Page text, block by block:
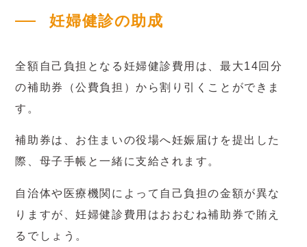
妊婦健診の助成
全額自己負担となる妊婦健診費用は、最大14回分
の補助券（公費負担）から割り引くことができま
す。
補助券は、お住まいの役場へ妊娠届けを提出した
際、母子手帳と一緒に支給されます。
自治体や医療機関によって自己負担の金額が異な
りますが、妊婦健診費用はおおむね補助券で賄え
るでしょう。